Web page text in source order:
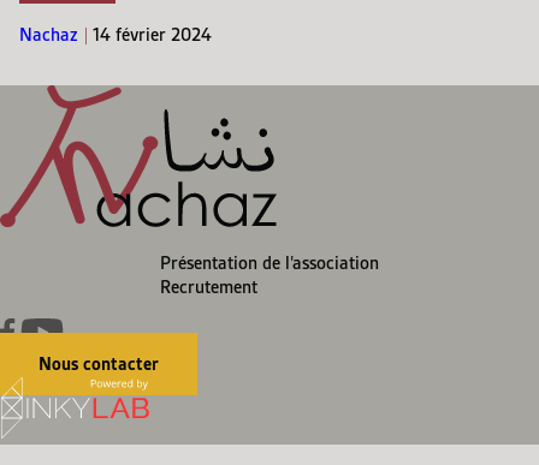
Nachaz | 14 février 2024
Présentation de l’association
Recrutement
Nous contacter